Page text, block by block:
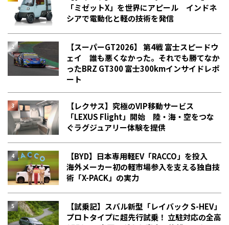
「ミゼットX」を世界にアピール インドネ
シアで電動化と軽の技術を発信
【スーパーGT2026】 第4戦 富士スピードウ
ェイ 誰も悪くなかった。それでも勝てなか
った――BRZ GT300 富士300kmインサイドレポ
ート
【レクサス】究極のVIP移動サービス
「LEXUS Flight」開始 陸・海・空をつな
ぐラグジュアリー体験を提供
【BYD】日本専用軽EV「RACCO」を投入
海外メーカー初の軽市場参入を支える独自技
術「X-PACK」の実力
【試乗記】スバル新型「レイバック S-HEV」
プロトタイプに超先行試乗！ 立駐対応の全高